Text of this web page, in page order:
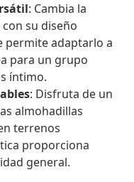
: Cambia la
su diseño
permite adaptarlo a
para un grupo
íntimo.
: Disfruta de un
almohadillas
terrenos
proporciona
general.